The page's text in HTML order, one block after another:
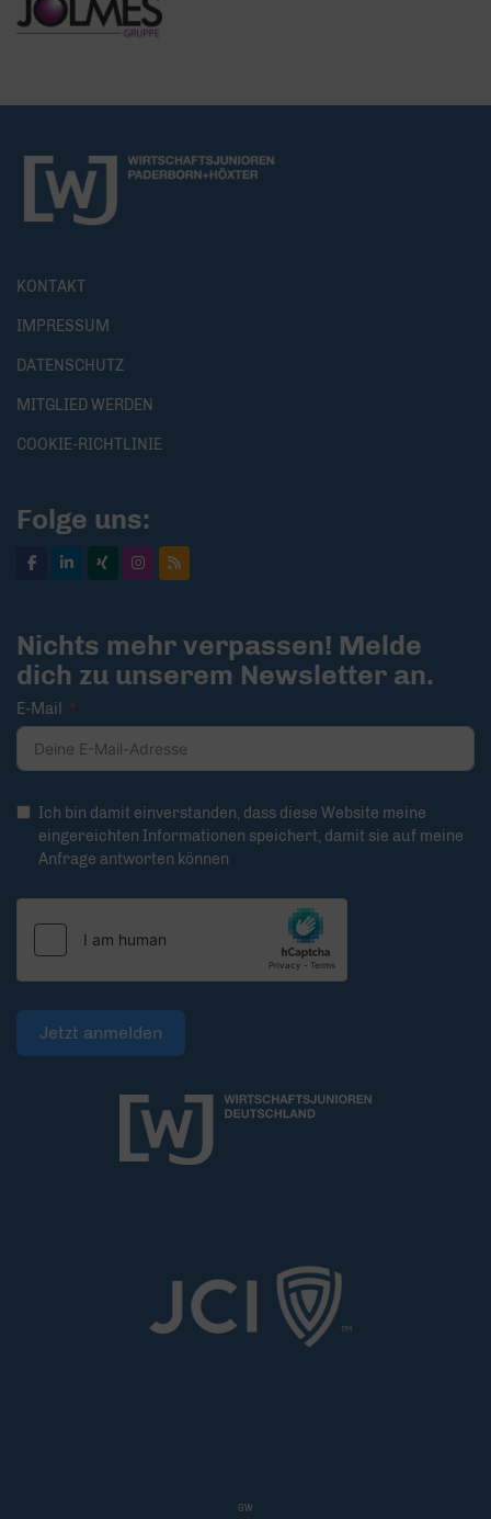
KONTAKT
IMPRESSUM
DATENSCHUTZ
MITGLIED WERDEN
COOKIE-RICHTLINIE
Folge uns:
Nichts mehr verpassen! Melde
dich zu unserem Newsletter an.
E-Mail
Ich bin damit einverstanden, dass diese Website meine
eingereichten Informationen speichert, damit sie auf meine
Anfrage antworten können
Jetzt anmelden
GW